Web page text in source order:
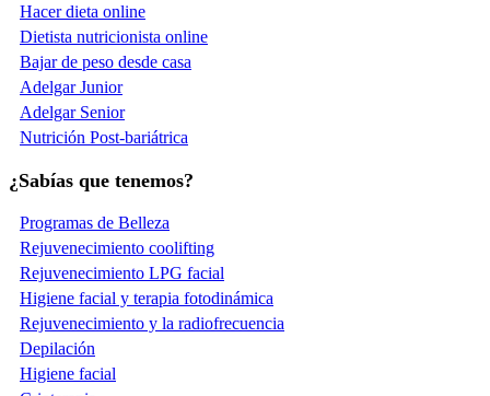
Hacer dieta online
Dietista nutricionista online
Bajar de peso desde casa
Adelgar Junior
Adelgar Senior
Nutrición Post-bariátrica
¿Sabías que tenemos?
Programas de Belleza
Rejuvenecimiento coolifting
Rejuvenecimiento LPG facial
Higiene facial y terapia fotodinámica
Rejuvenecimiento y la radiofrecuencia
Depilación
Higiene facial